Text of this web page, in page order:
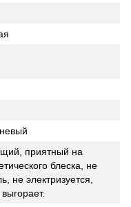
приятный на
блеска, не
не электризуется,